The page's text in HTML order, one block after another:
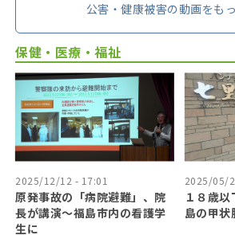
公害・健康被害の動画をも
保健・医療・福祉
2025/12/12 - 17:01
原発事故の「病院避難」、院
長が講演～福島市内の看護学
生に
2025/05/
１８歳
島の甲状